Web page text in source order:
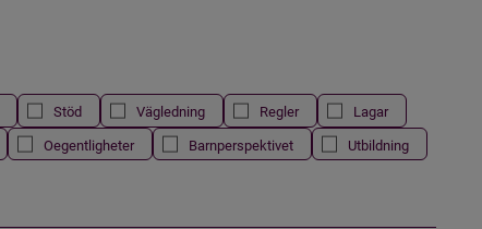
Stöd Vägledning Regler
Lagar
Oegentligheter Barnperspektivet
Utbildning